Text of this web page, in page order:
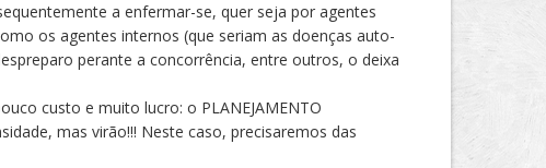
a enfermar-se, quer seja por agentes
os agentes internos (que seriam as doenças auto-
perante a concorrência, entre outros, o deixa
custo e muito lucro: o PLANEJAMENTO
mas virão!!! Neste caso, precisaremos das